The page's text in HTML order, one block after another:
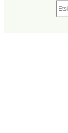
Etsi